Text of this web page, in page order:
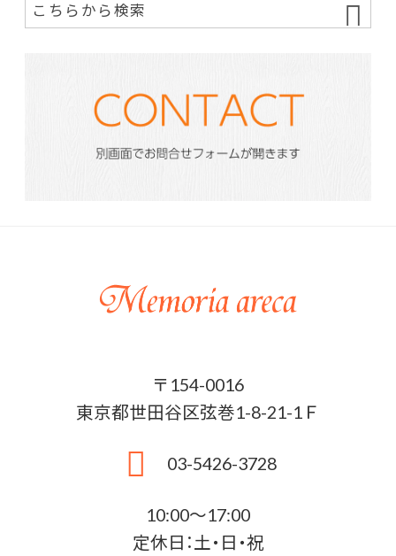
〒154-0016
東京都世田谷区弦巻1-8-21-1Ｆ
03-5426-3728
10:00〜17:00
定休日：土・日・祝